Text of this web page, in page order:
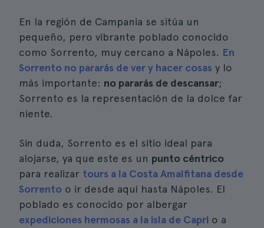
En la región de Campania se sitúa un
pequeño, pero vibrante poblado conocido
como Sorrento, muy cercano a Nápoles. En
Sorrento no pararás de ver y hacer cosas y lo
más importante: no pararás de descansar;
Sorrento es la representación de la dolce far
niente.
Sin duda, Sorrento es el sitio ideal para
alojarse, ya que este es un punto céntrico
para realizar tours a la Costa Amalfitana desde
Sorrento o ir desde aquí hasta Nápoles. El
poblado es conocido por albergar
expediciones hermosas a la isla de Capri o a